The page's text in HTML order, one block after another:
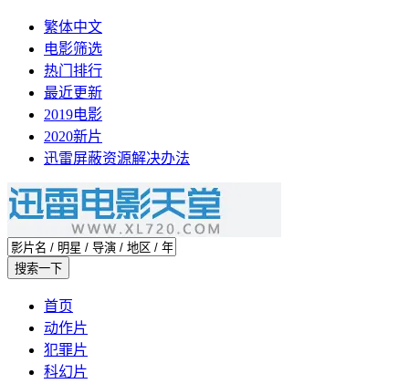
繁体中文
电影筛选
热门排行
最近更新
2019电影
2020新片
迅雷屏蔽资源解决办法
首页
动作片
犯罪片
科幻片